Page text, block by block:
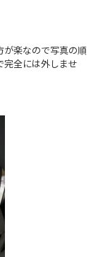
が楽なので写真の順
全には外しませ